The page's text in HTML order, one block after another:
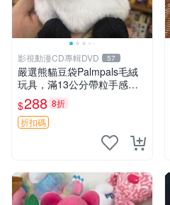
影視動漫CD專輯DVD 57
嚴選熊貓豆袋Palmpals毛絨
玩具，滿13公分帶粒手感極
佳，電影主題周邊推薦 熊貓
Palmpals 毛絨玩具 豆袋 劇場
版周邊
$288 8折
折扣碼